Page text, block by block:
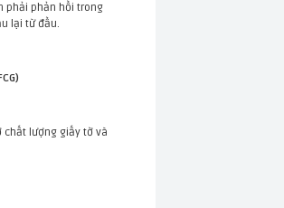
phải phản hồi trong
lại từ đầu.
chất lượng giấy tờ và